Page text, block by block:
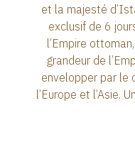
et la majesté
exclusif de 6
l’Empire
grandeur de
envelopper par le
l’Europe et l’Asie.